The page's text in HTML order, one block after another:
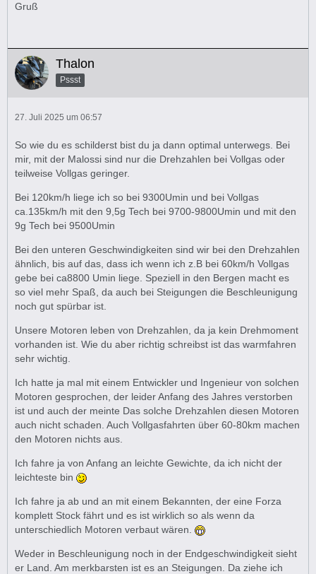
berühren. Sieht man aber deutlich beim Einlegen in die
Vario.
Momentan fahre ich die Techpulley.
Noch etwas. Keine Gleitstücke von Dr.Pulley bestellen.
Obwohl als passend gekennzeichnet passen sie nicht. Man
bekommt sie schön in die Gegendruckplatte, aber dann die
Gegendruckplatte nicht mehr in die Vario.
Ich habe die Malossi Gleitstücke drin gelassen.
Ich hoffe, ich konnte dem ein oder anderen helfen, bei
seiner Entscheidung ober er eine Malossi Multivar
nachrüsten möchte oder nicht
Thomas
Gruß
Thalon
Pssst
27. Juli 2025 um 06:57
So wie du es schilderst bist du ja dann optimal unterwegs. Bei
mir, mit der Malossi sind nur die Drehzahlen bei Vollgas oder
teilweise Vollgas geringer.
Bei 120km/h liege ich so bei 9300Umin und bei Vollgas
ca.135km/h mit den 9,5g Tech bei 9700-9800Umin und mit den
9g Tech bei 9500Umin
Bei den unteren Geschwindigkeiten sind wir bei den Drehzahlen
ähnlich, bis auf das, dass ich wenn ich z.B bei 60km/h Vollgas
gebe bei ca8800 Umin liege. Speziell in den Bergen macht es
so viel mehr Spaß, da auch bei Steigungen die Beschleunigung
noch gut spürbar ist.
Unsere Motoren leben von Drehzahlen, da ja kein Drehmoment
vorhanden ist. Wie du aber richtig schreibst ist das warmfahren
sehr wichtig.
Ich hatte ja mal mit einem Entwickler und Ingenieur von solchen
Motoren gesprochen, der leider Anfang des Jahres verstorben
ist und auch der meinte Das solche Drehzahlen diesen Motoren
auch nicht schaden. Auch Vollgasfahrten über 60-80km machen
den Motoren nichts aus.
Ich fahre ja von Anfang an leichte Gewichte, da ich nicht der
leichteste bin
Ich fahre ja ab und an mit einem Bekannten, der eine Forza
komplett Stock fährt und es ist wirklich so als wenn da
unterschiedlich Motoren verbaut wären.
Weder in Beschleunigung noch in der Endgeschwindigkeit sieht
er Land. Am merkbarsten ist es an Steigungen. Da ziehe ich